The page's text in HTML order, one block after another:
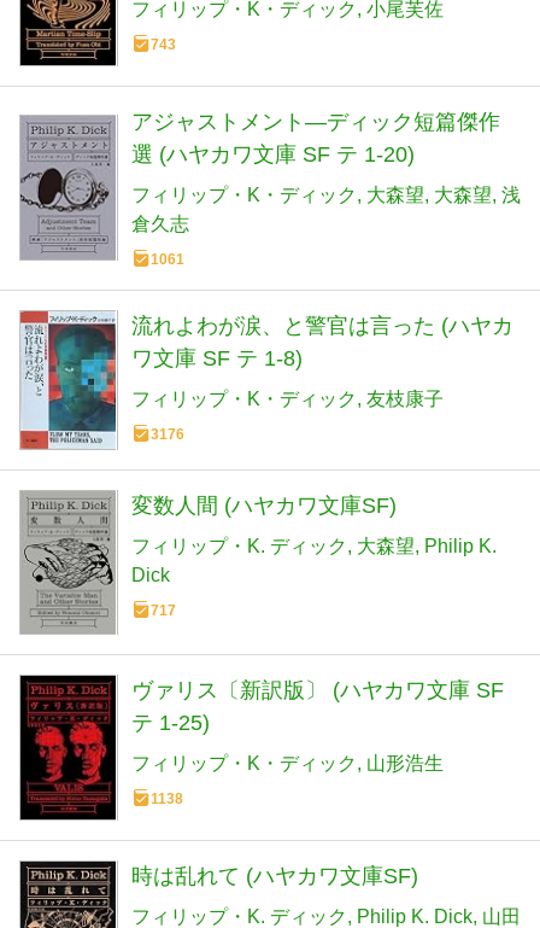
フィリップ・K・ディック 小尾芙佐
743
アジャストメント―ディック短篇傑作
選 (ハヤカワ文庫 SF テ 1-20)
フィリップ・K・ディック 大森望 大森望 浅
倉久志
1061
流れよわが涙、と警官は言った (ハヤカ
ワ文庫 SF テ 1-8)
フィリップ・K・ディック 友枝康子
3176
変数人間 (ハヤカワ文庫SF)
フィリップ・K. ディック 大森望
Philip K.
Dick
717
ヴァリス〔新訳版〕 (ハヤカワ文庫 SF
テ 1-25)
フィリップ・K・ディック 山形浩生
1138
時は乱れて (ハヤカワ文庫SF)
フィリップ・K. ディック Philip K. Dick 山田